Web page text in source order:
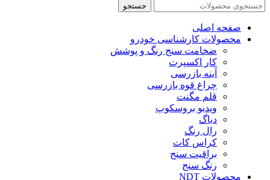
جستجو
صفحه اصلی
محصولات کارشناسی خودرو
ضخامت سنج رنگ و پوشش
کار اکسپرت
آینه بازرسی
چراغ قوه بازرسی
قلم مگنت
ویدیو بروسکوپ
دیاگ
رال رنگ
کراس کات
براقیت سنج
رنگ سنج
محصولات NDT